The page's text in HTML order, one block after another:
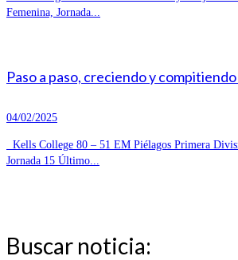
Femenina, Jornada...
Paso a paso, creciendo y
04/02/2025
Kells College 80 – 51 EM Piélagos Primera
Jornada 15 Último...
Buscar noticia: